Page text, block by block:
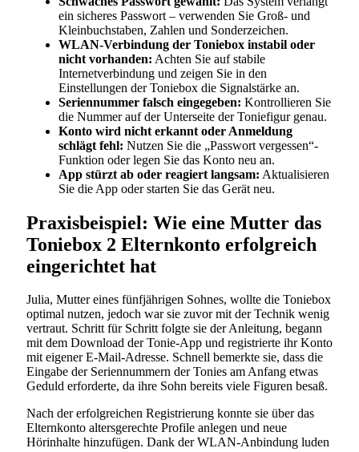
ein sicheres Passwort – verwenden Sie Groß- und
Kleinbuchstaben, Zahlen und Sonderzeichen.
WLAN-Verbindung der Toniebox instabil oder
nicht vorhanden: Achten Sie auf stabile
Internetverbindung und zeigen Sie in den
Einstellungen der Toniebox die Signalstärke an.
Seriennummer falsch eingegeben: Kontrollieren Sie
die Nummer auf der Unterseite der Toniefigur genau.
Konto wird nicht erkannt oder Anmeldung
schlägt fehl: Nutzen Sie die „Passwort vergessen“-
Funktion oder legen Sie das Konto neu an.
App stürzt ab oder reagiert langsam: Aktualisieren
Sie die App oder starten Sie das Gerät neu.
Praxisbeispiel: Wie eine Mutter das
Toniebox 2 Elternkonto erfolgreich
eingerichtet hat
Julia, Mutter eines fünfjährigen Sohnes, wollte die Toniebox
optimal nutzen, jedoch war sie zuvor mit der Technik wenig
vertraut. Schritt für Schritt folgte sie der Anleitung, begann
mit dem Download der Tonie-App und registrierte ihr Konto
mit eigener E-Mail-Adresse. Schnell bemerkte sie, dass die
Eingabe der Seriennummern der Tonies am Anfang etwas
Geduld erforderte, da ihre Sohn bereits viele Figuren besaß.
Nach der erfolgreichen Registrierung konnte sie über das
Elternkonto altersgerechte Profile anlegen und neue
Hörinhalte hinzufügen. Dank der WLAN-Anbindung luden